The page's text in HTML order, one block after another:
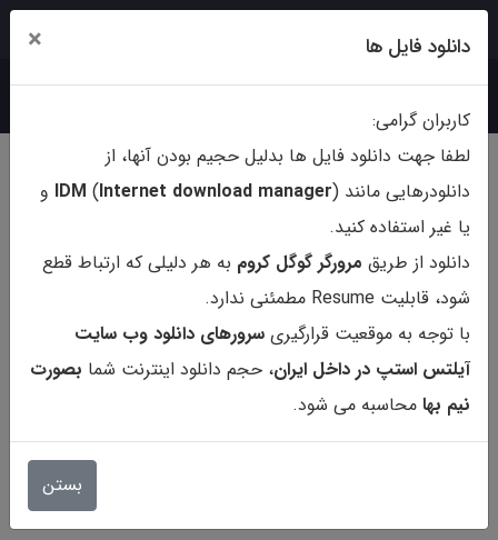
ورود ثبت‌نام
کتاب Kaplan GRE Prep 2018
دانلود فایل ها ×
کاربران گرامی:
لطفا جهت دانلود فایل ها بدلیل حجیم بودن آنها، از
دانلودرهایی مانند (
Internet download manager
)
IDM و
یا غیر استفاده کنید.
دانلود از طریق مرورگر گوگل کروم به هر دلیلی که ارتباط قطع
شود، قابلیت Resume مطمئنی ندارد.
با توجه به موقعیت قرارگیری سرورهای دانلود وب سایت
آیلتس استپ در داخل ایران، حجم دانلود اینترنت شما بصورت
نیم بها محاسبه می شود.
بستن